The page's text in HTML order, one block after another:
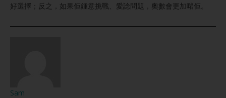
好選擇；反之，如果佢鍾意挑戰、愛諗問題，奧數會更加啱佢。
Sam